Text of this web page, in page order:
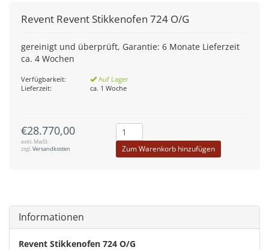
Revent Revent Stikkenofen 724 O/G
gereinigt und überprüft, Garantie: 6 Monate Lieferzeit
ca. 4 Wochen
Verfügbarkeit:
Auf Lager
Lieferzeit:
ca. 1 Woche
€28.770,00
exkl. MwSt.
zzgl.Versandkosten Zum Warenkorb hinzufügen
Informationen
Revent Stikkenofen 724 O/G